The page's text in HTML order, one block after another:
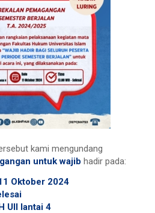
kami mengundang
untuk wajib hadir pada:
Oktober 2024
UII lantai 4